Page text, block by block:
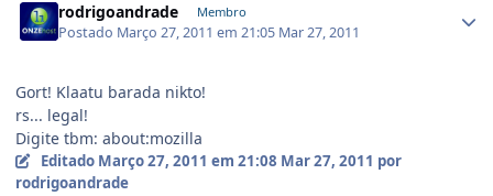
rodrigoandrade Membro
Postado Março 27, 2011 em 21:05 Mar 27, 2011
Gort! Klaatu barada nikto!
rs... legal!
Digite tbm: about:mozilla
Editado Março 27, 2011 em 21:08 Mar 27, 2011 por
rodrigoandrade